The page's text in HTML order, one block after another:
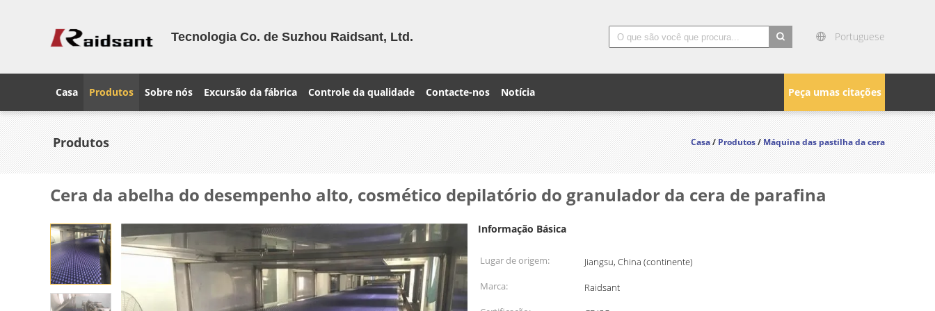
Tecnologia Co. de Suzhou Raidsant, Ltd. Portuguese
Peça umas citações
Casa Produtos Sobre nós Excursão da fábrica Controle da qualidade Contacte-nos Notícia
Produtos Casa/Produtos/Máquina das pastilha da cera
Cera da abelha do desempenho alto, cosmético depilatório do granulador da cera de parafina
Informação Básica
Lugar de origem:
Jiangsu, China (continente)
Marca:
Raidsant